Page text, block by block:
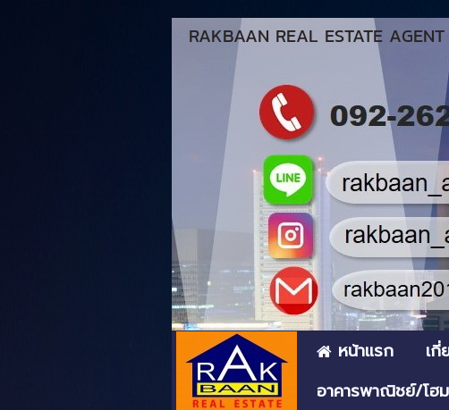
RAKBAAN REAL ESTATE AGENT
หน้าแรก เกี่
อาคารพาณิชย์/โ